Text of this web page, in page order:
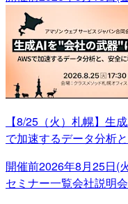
【8/25（火）札幌】生
で加速するデータ分析
開催前2026年8月25日(
セミナー一覧会社説明